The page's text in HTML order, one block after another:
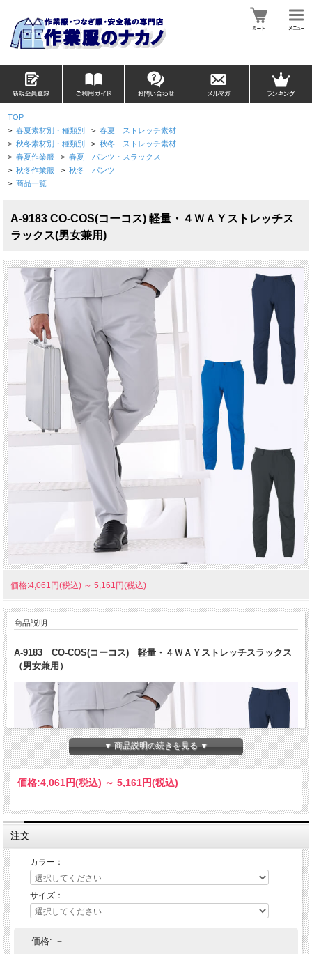
TOP
> 春夏素材別・種類別 > 春夏 ストレッチ素材
> 秋冬素材別・種類別 > 秋冬 ストレッチ素材
> 春夏作業服 > 春夏 パンツ・スラックス
> 秋冬作業服 > 秋冬 パンツ
> 商品一覧
A-9183 CO-COS(コーコス) 軽量・４ＷＡＹストレッチス
ラックス(男女兼用)
価格:4,061円(税込) ～ 5,161円(税込)
商品説明
A-9183 CO-COS(コーコス) 軽量・４ＷＡＹストレッチスラックス
（男女兼用）
▼ 商品説明の続きを見る ▼
価格:4,061円(税込) ～ 5,161円(税込)
注文
カラー：
サイズ：
価格: －